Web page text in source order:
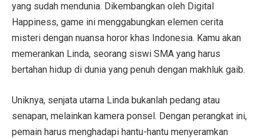
yang sudah mendunia. Dikembangkan oleh Digital
Happiness, game ini menggabungkan elemen cerita
misteri dengan nuansa horor khas Indonesia. Kamu akan
memerankan Linda, seorang siswi SMA yang harus
bertahan hidup di dunia yang penuh dengan makhluk gaib.
Uniknya, senjata utama Linda bukanlah pedang atau
senapan, melainkan kamera ponsel. Dengan perangkat ini,
pemain harus menghadapi hantu-hantu menyeramkan